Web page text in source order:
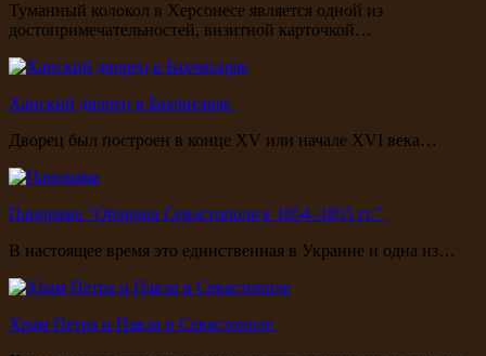
Туманный колокол в Херсонесе является одной из
достопримечательностей, визитной карточкой…
Ханский дворец в Бахчисарае
Дворец был построен в конце XV или начале XVI века…
Панорама "Оборона Севастополя в 1854–1855 гг."
В настоящее время это единственная в Украине и одна из…
Храм Петра и Павла в Севастополе